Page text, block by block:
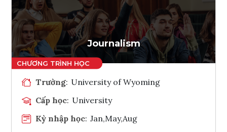
Ghi danh
Tham vấn Interlink
Journalism
Trường: University of Wyoming
Cấp học: University
Kỳ nhập học: Jan,May,Aug